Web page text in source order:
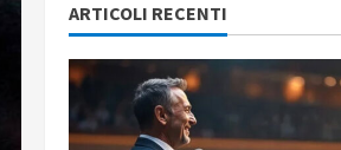
ARTICOLI RECENTI